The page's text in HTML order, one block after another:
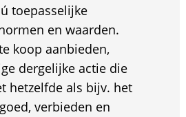
toepasselijke
en waarden.
koop aanbieden,
dergelijke actie die
hetzelfde als bijv. het
verbieden en